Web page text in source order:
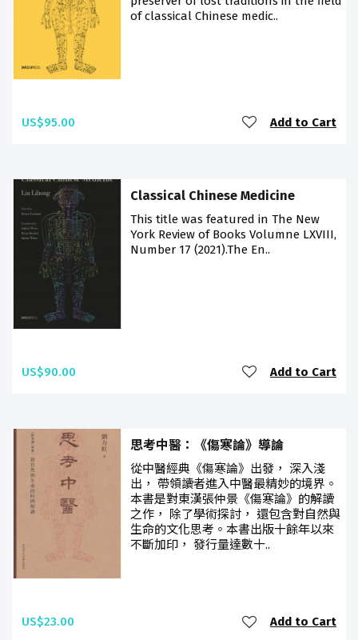
of classical Chinese medic..
US$95.00 Add to Cart
Classical Chinese Medicine
This title was featured in The New
York Review of Books Volumne LXVIII,
Number 17 (2021).The En..
US$90.00 Add to Cart
思考中醫：《傷寒論》導論
從中醫經典《傷寒論》出發， 深入淺
出， 帶領讀者進入中醫最精妙的境界。
本書是對東漢張仲景《傷寒論》的解讀
之作， 除了學術探討， 還包含對自然與
生命的文化思考。本書出版十餘年以來
不斷加印， 發行量達數十..
US$23.00 Add to Cart